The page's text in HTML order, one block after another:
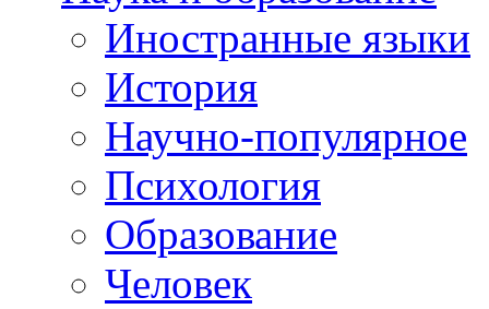
Иностранные языки
История
Научно-популярное
Психология
Образование
Человек